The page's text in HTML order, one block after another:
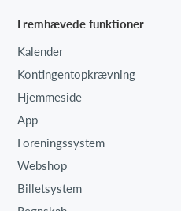
Fremhævede funktioner
Kalender
Kontingentopkrævning
Hjemmeside
App
Foreningssystem
Webshop
Billetsystem